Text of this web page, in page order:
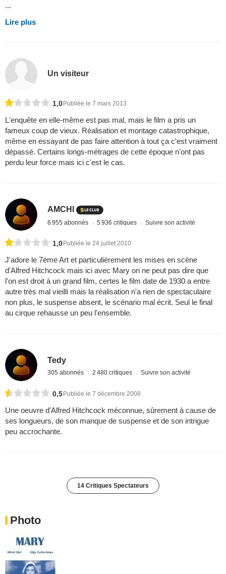
...
Lire plus
Un visiteur
1,0Publiée le 7 mars 2013
L'enquête en elle-même est pas mal, mais le film a pris un
fameux coup de vieux. Réalisation et montage catastrophique,
même en essayant de pas faire attention à tout ça c'est vraiment
dépassé. Certains longs-métrages de cette époque n'ont pas
perdu leur force mais ici c'est le cas.
AMCHI
6 955 abonnés 5 936 critiques Suivre son activité
1,0Publiée le 24 juillet 2010
J'adore le 7ème Art et particulièrement les mises en scène
d'Alfred Hitchcock mais ici avec Mary on ne peut pas dire que
l'on est droit à un grand film, certes le film date de 1930 a entre
autre très mal vieilli mais la réalisation n'a rien de spectaculaire
non plus, le suspense absent, le scénario mal écrit. Seul le final
au cirque rehausse un peu l'ensemble.
Tedy
305 abonnés 2 480 critiques Suivre son activité
0,5 Publiée le 7 décembre 2008
Une oeuvre d'Alfred Hitchcock méconnue, sûrement à cause de
ses longueurs, de son manque de suspense et de son intrigue
peu accrochante.
14 Critiques Spectateurs
Photo